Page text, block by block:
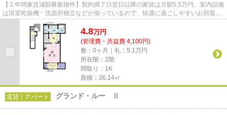
【２年間家賃減額募集物件】契約満了日翌日以降の家賃は月額5.5万円。室内設備
は浴室乾燥機・洗面所独立などが揃っているので、快適に過ごしやすいお部屋に
なります。滑川市で新生活を...
4.8万円
(管理費・共益費 4,100円)
敷：0ヶ月｜礼：5.1万円
所在階：2階
間取り：1K
面積：36.14㎡
賃貸｜アパート グランド・ルー Ⅱ